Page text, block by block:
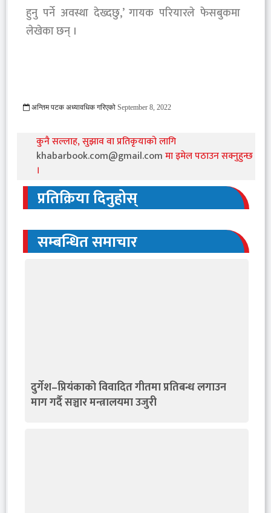
हुनु पर्ने अवस्था देख्दछु,’ गायक परियारले फेसबुकमा
लेखेका छन् ।
अन्तिम पटक अध्यावधिक गरिएको September 8, 2022
कुनै सल्लाह, सुझाव वा प्रतिकृयाको लागि
khabarbook.com@gmail.comमा इमेल पठाउन सक्नुहुन्छ
।
प्रतिक्रिया दिनुहोस्
सम्बन्धित समाचार
दुर्गेश–प्रियंकाको विवादित गीतमा प्रतिबन्ध लगाउन
माग गर्दै सञ्चार मन्त्रालयमा उजुरी